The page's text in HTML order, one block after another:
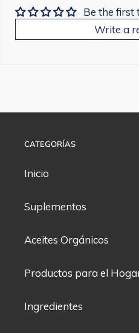
Be the first
Write a
CATEGORÍAS
Inicio
Suplementos
Aceites Orgánicos
Productos para el
Ingredientes